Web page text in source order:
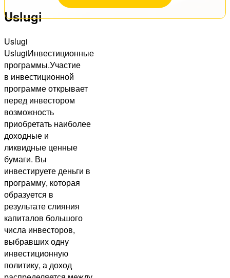
Uslugi
Uslugi
UslugiИнвестиционные
программы.Участие
в инвестиционной
программе открывает
перед инвестором
возможность
приобретать наиболее
доходные и
ликвидные ценные
бумаги. Вы
инвестируете деньги в
программу, которая
образуется в
результате слияния
капиталов большого
числа инвесторов,
выбравших одну
инвестиционную
политику, а доход